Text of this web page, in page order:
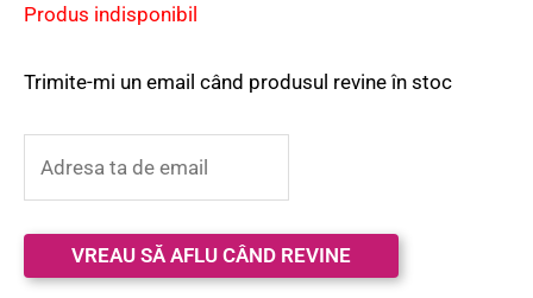
Produs indisponibil
Trimite-mi un email când produsul revine în stoc